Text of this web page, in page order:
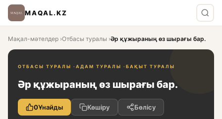
MAQAL.KZ
Мақал-мәтелдер ›Отбасы туралы ›Әр құжыраның өз шырағы бар.
ОТБАСЫ ТУРАЛЫ · АДАМ ТУРАЛЫ · БАҚЫТ ТУРАЛЫ
Әр құжыраның өз шырағы бар.
0Ұнайды Көшіру Бөлісу